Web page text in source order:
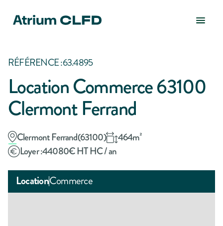
RÉFÉRENCE :63.4895
Location Commerce 63100
Clermont Ferrand
Clermont Ferrand(63100) 464m²
Loyer :44080€ HT HC / an
LocationCommerce